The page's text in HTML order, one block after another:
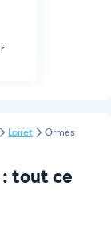
Loiret Ormes
tout ce